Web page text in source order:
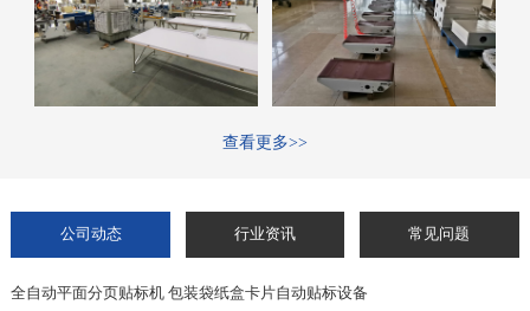
查看更多>>
公司动态 行业资讯 常见问题
全自动平面分页贴标机 包装袋纸盒卡片自动贴标设备